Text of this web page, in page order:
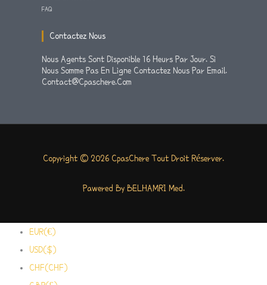
FAQ
Contactez Nous
Nous Agents Sont Disponible 16 Heurs Par Jour. Si
Nous Somme Pas En Ligne Contactez Nous Par Email.
Contact@cpaschere.com
Copyright © 2026 CpasChere Tout Droit Réserver.
Pawered By BELHAMRI Med.
EUR(€)
USD($)
CHF(CHF)